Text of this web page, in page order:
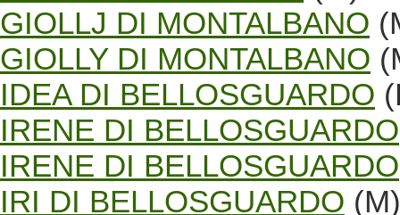
GIOLLJ DI MONTALBANO
GIOLLY DI MONTALBANO
IDEA DI BELLOSGUARDO
IRENE DI BELLOSGUARDO
IRENE DI BELLOSGUARDO
IRI DI BELLOSGUARDO